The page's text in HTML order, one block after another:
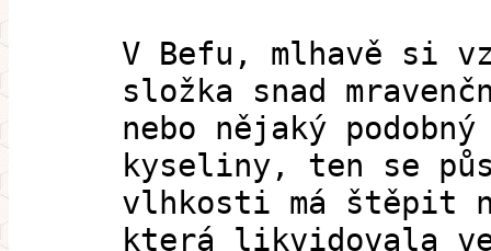
V Befu, mlhavě si
složka snad
nebo nějaký
kyseliny, ten se
vlhkosti má štěpit
která likvidovala